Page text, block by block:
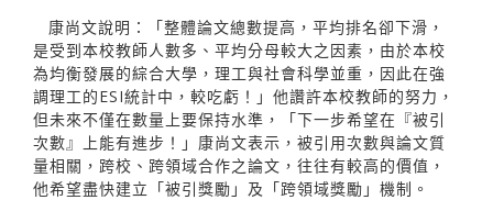
康尚文說明：「整體論文總數提高，平均排名卻下滑，
是受到本校教師人數多、平均分母較大之因素，由於本校
為均衡發展的綜合大學，理工與社會科學並重，因此在強
調理工的ESI統計中，較吃虧！」他讚許本校教師的努力，
但未來不僅在數量上要保持水準，「下一步希望在『被引
次數』上能有進步！」康尚文表示，被引用次數與論文質
量相關，跨校、跨領域合作之論文，往往有較高的價值，
他希望盡快建立「被引獎勵」及「跨領域獎勵」機制。